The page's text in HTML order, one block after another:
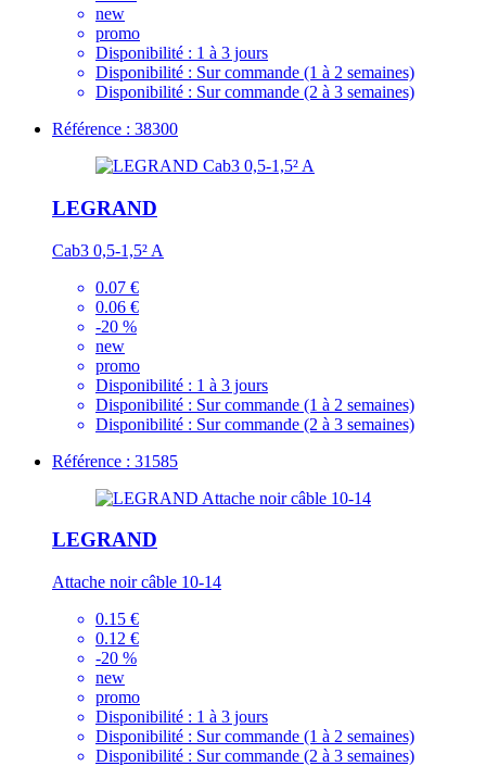
new
promo
Disponibilité : 1 à 3 jours
Disponibilité : Sur commande (1 à 2 semaines)
Disponibilité : Sur commande (2 à 3 semaines)
Référence : 38300
LEGRAND
Cab3 0,5-1,5² A
0.07 €
0.06 €
-20 %
new
promo
Disponibilité : 1 à 3 jours
Disponibilité : Sur commande (1 à 2 semaines)
Disponibilité : Sur commande (2 à 3 semaines)
Référence : 31585
LEGRAND
Attache noir câble 10-14
0.15 €
0.12 €
-20 %
new
promo
Disponibilité : 1 à 3 jours
Disponibilité : Sur commande (1 à 2 semaines)
Disponibilité : Sur commande (2 à 3 semaines)